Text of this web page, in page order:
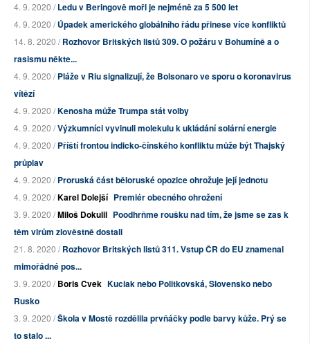
4. 9. 2020 /Ledu v Beringově moři je nejméně za 5 500 let
4. 9. 2020 /Úpadek amerického globálního řádu přinese více konfliktů
14. 8. 2020 /Rozhovor Britských listů 309. O požáru v Bohumíně a o
rasismu někte...
4. 9. 2020 /Pláže v Riu signalizují, že Bolsonaro ve sporu o koronavirus
vítězí
4. 9. 2020 /Kenosha může Trumpa stát volby
4. 9. 2020 /Výzkumníci vyvinuli molekulu k ukládání solární energie
4. 9. 2020 /Příští frontou indicko-čínského konfliktu může být Thajský
průplav
4. 9. 2020 /Proruská část běloruské opozice ohrožuje její jednotu
4. 9. 2020 /Karel Dolejší Premiér obecného ohrožení
3. 9. 2020 /Miloš Dokulil Poodhrňme roušku nad tím, že jsme se zas k
těm virům zlověstně dostali
21. 8. 2020 /Rozhovor Britských listů 311. Vstup ČR do EU znamenal
mimořádné pos...
3. 9. 2020 /Boris Cvek Kuciak nebo Politkovská, Slovensko nebo
Rusko
3. 9. 2020 /Škola v Mostě rozdělila prvňáčky podle barvy kůže. Prý se
to stalo ...